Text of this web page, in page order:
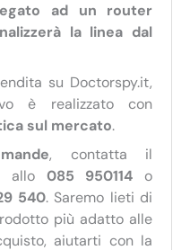
ad un router
la linea dal
su Doctorspy.it,
è realizzato con
sul mercato.
, contatta il
allo 085 950114 o
540. Saremo lieti di
più adatto alle
aiutarti con la